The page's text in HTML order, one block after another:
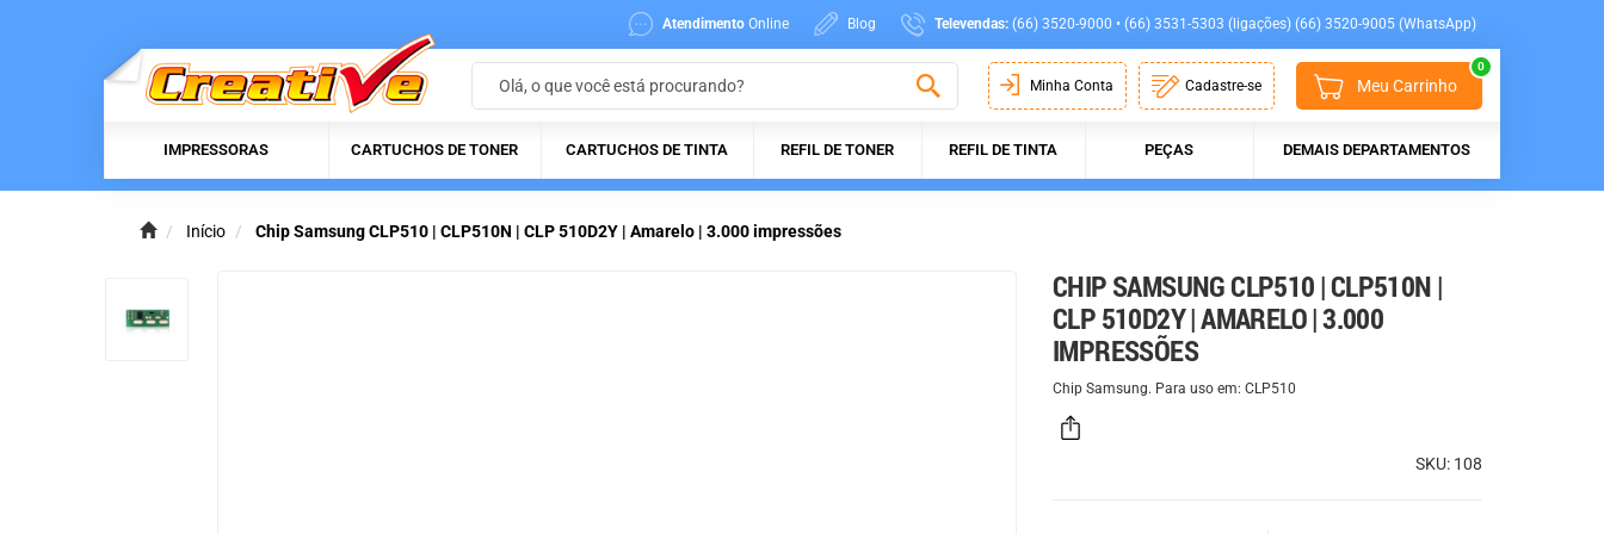
Atendimento Online Blog Televendas: (66) 3520-9000 • (66) 3531-5303 (ligações) (66) 3520-9005 (WhatsApp)
Minha Conta Cadastre-se Meu Carrinho
0
IMPRESSORAS CARTUCHOS DE TONER CARTUCHOS DE TINTA REFIL DE TONER REFIL DE TINTA PEÇAS DEMAIS DEPARTAMENTOS
Início Chip Samsung CLP510 | CLP510N | CLP 510D2Y | Amarelo | 3.000 impressões
CHIP SAMSUNG CLP510 | CLP510N |
CLP 510D2Y | AMARELO | 3.000
IMPRESSÕES
Chip Samsung. Para uso em: CLP510
SKU: 108